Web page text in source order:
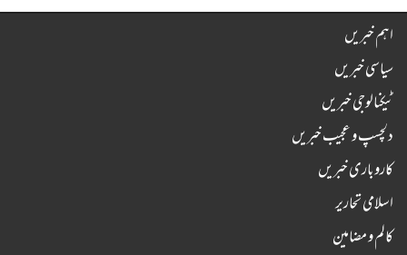
اہم خبریں
سیاسی خبریں
ٹیکنالوجی خبریں
دلچسپ و عجیب خبریں
کاروباری خبریں
اسلامی تحاریر
کالم و مضامین